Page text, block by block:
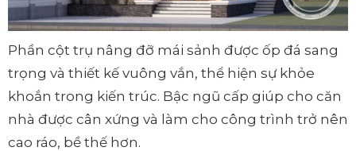
Phần cột trụ nâng đỡ mái sảnh được ốp đá sang
trọng và thiết kế vuông vắn, thể hiện sự khỏe
khoắn trong kiến trúc. Bậc ngũ cấp giúp cho căn
nhà được cân xứng và làm cho công trình trở nên
cao ráo, bề thế hơn.